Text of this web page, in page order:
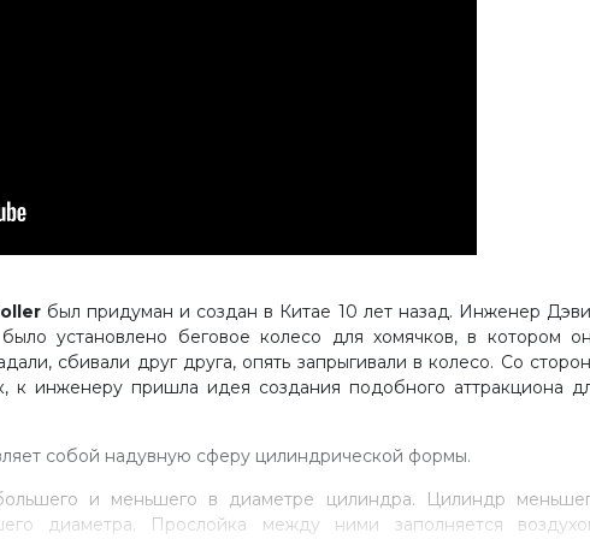
был придуман и создан в Китае 10 лет назад. Инженер
установлено беговое колесо для хомячков, в котором
сбивали друг друга, опять запрыгивали в колесо. Со
к инженеру пришла идея создания подобного аттракциона
собой надувную сферу цилиндрической формы.
и меньшего в диаметре цилиндра. Цилиндр
диаметра. Прослойка между ними заполняется